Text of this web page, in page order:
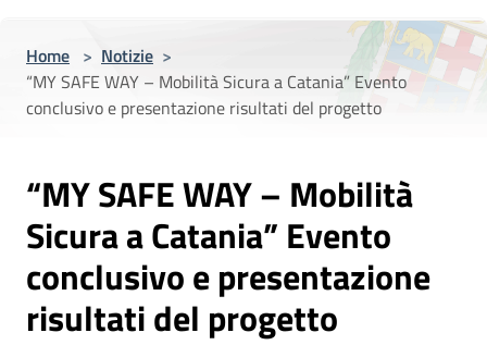
Home > Notizie >
“MY SAFE WAY – Mobilità Sicura a Catania” Evento
conclusivo e presentazione risultati del progetto
“MY SAFE WAY – Mobilità
Sicura a Catania” Evento
conclusivo e presentazione
risultati del progetto